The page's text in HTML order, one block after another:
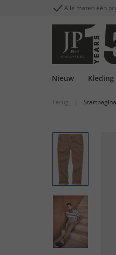
Alle maten één
Nieuw Kleding
Terug | Startpagina